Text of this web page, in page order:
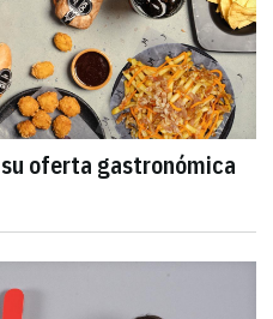
oferta gastronómica